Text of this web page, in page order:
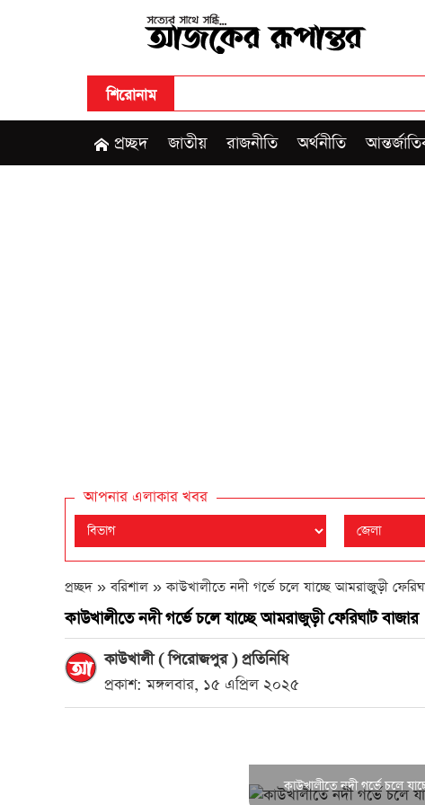
শিরোনাম
প্রচ্ছদ জাতীয় রাজনীতি অর্থনীতি
আপনার এলাকার খবর
প্রচ্ছদ » বরিশাল »কাউখালীতে নদী গর্ভে চলে যাচ্ছে আমরাজুড়ী
কাউখালীতে নদী গর্ভে চলে যাচ্ছে আমরাজুড়ী ফেরিঘাট বাজার
কাউখালী ( পিরোজপুর ) প্রতিনিধি
প্রকাশ: মঙ্গলবার, ১৫ এপ্রিল ২০২৫
কাউখালীতে নদী গর্ভে চলে